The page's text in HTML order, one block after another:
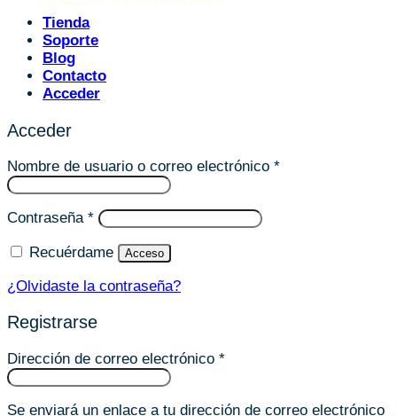
Tienda
Soporte
Blog
Contacto
Acceder
Acceder
Nombre de usuario o correo electrónico *Obligatorio
Contraseña *Obligatorio
Recuérdame Acceso
¿Olvidaste la contraseña?
Registrarse
Dirección de correo electrónico *Obligatorio
Se enviará un enlace a tu dirección de correo electrónico